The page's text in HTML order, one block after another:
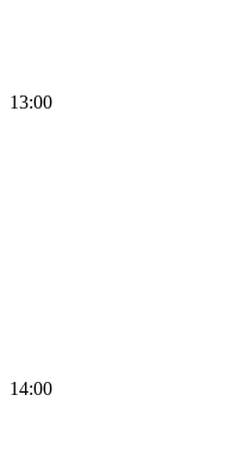
13:00
14:00